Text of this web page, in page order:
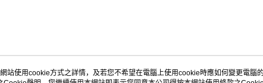
站使用cookie方式之詳情，及若您不希望在電腦上使用cookie時應如何變更電腦